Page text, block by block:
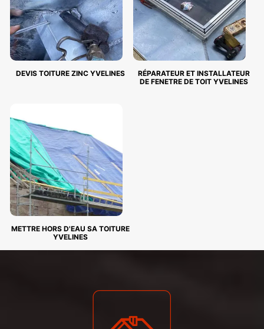
DEVIS TOITURE ZINC YVELINES
RÉPARATEUR ET INSTALLATEUR
DE FENETRE DE TOIT YVELINES
METTRE HORS D'EAU SA TOITURE
YVELINES